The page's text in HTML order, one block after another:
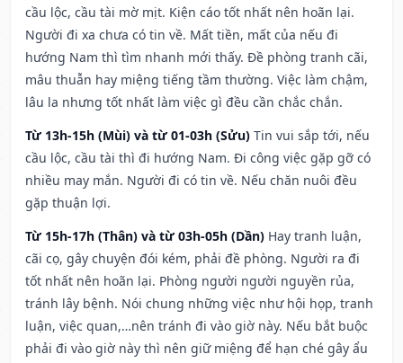
cầu lộc, cầu tài mờ mịt. Kiện cáo tốt nhất nên hoãn lại.
Người đi xa chưa có tin về. Mất tiền, mất của nếu đi
hướng Nam thì tìm nhanh mới thấy. Đề phòng tranh cãi,
mâu thuẫn hay miệng tiếng tầm thường. Việc làm chậm,
lâu la nhưng tốt nhất làm việc gì đều cần chắc chắn.
Từ 13h-15h (Mùi) và từ 01-03h (Sửu) Tin vui sắp tới, nếu
cầu lộc, cầu tài thì đi hướng Nam. Đi công việc gặp gỡ có
nhiều may mắn. Người đi có tin về. Nếu chăn nuôi đều
gặp thuận lợi.
Từ 15h-17h (Thân) và từ 03h-05h (Dần) Hay tranh luận,
cãi cọ, gây chuyện đói kém, phải đề phòng. Người ra đi
tốt nhất nên hoãn lại. Phòng người người nguyền rủa,
tránh lây bệnh. Nói chung những việc như hội họp, tranh
luận, việc quan,…nên tránh đi vào giờ này. Nếu bắt buộc
phải đi vào giờ này thì nên giữ miệng để hạn ché gây ẩu